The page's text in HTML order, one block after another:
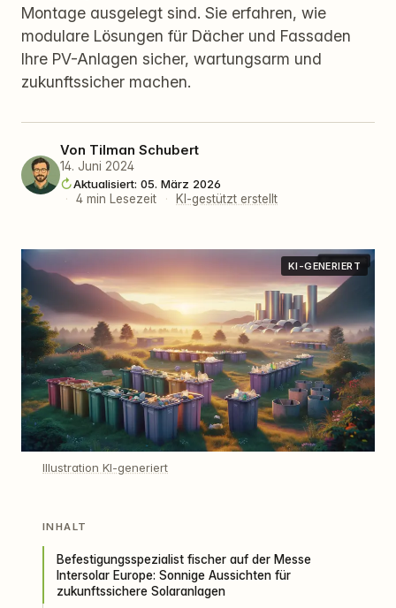
Montage ausgelegt sind. Sie erfahren, wie
modulare Lösungen für Dächer und Fassaden
Ihre PV-Anlagen sicher, wartungsarm und
zukunftssicher machen.
Von Tilman Schubert
14. Juni 2024
Aktualisiert: 05. März 2026
·
4 min Lesezeit · KI-gestützt erstellt
KI-GENERIERT
Illustration KI-generiert
INHALT
Befestigungsspezialist fischer auf der Messe
Intersolar Europe: Sonnige Aussichten für
zukunftssichere Solaranlagen